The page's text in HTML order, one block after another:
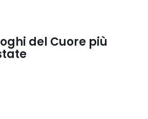
del Cuore più